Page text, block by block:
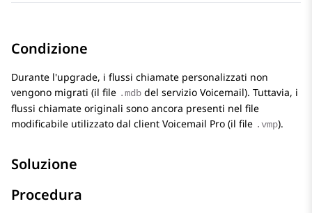
Condizione
Durante l'upgrade, i flussi chiamate personalizzati non
vengono migrati (il file .mdb del servizio Voicemail). Tuttavia, i
flussi chiamate originali sono ancora presenti nel file
modificabile utilizzato dal client Voicemail Pro (il file .vmp).
Soluzione
Procedura